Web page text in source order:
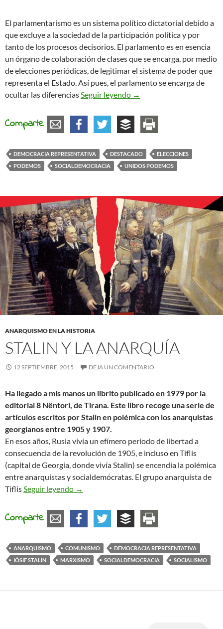
El parlamentarismo es un sistema político dictatorial debido a
que excluye a la sociedad de la participación política y por
tanto de los procesos decisorios. El parlamento es en esencia
un órgano de colaboración de clases que se encarga, por medio
de elecciones periódicas, de legitimar el sistema de poder que
representa el Estado. Así pues, el parlamento se encarga de
ocultar las diferenciasSeguir leyendo El parlamentarismo
→
Comparte
DEMOCRACIA REPRESENTATIVA DESTACADO
ELECCIONES
PODEMOS
SOCIALDEMOCRACIA UNIDOS PODEMOS
ANARQUISMO EN LA HISTORIA
STALIN Y LA ANARQUÍA
12 SEPTIEMBRE, 2015 DEJA UN COMENTARIO
Ha llegado a mis manos un librito publicado en 1979 por la
editorial 8 Nëntori, de Tirana. Este libro recoge una serie de
artículos escritos por Stalin en polémica con los anarquistas
georgianos entre 1905 y 1907.
En esos años, Rusia vivía un efímero periodo de libertad a
consecuencia de la revolución de 1905, e incluso en Tiflis
(capital de Georgia, donde vivía Stalin) se encendía la polémica
entre anarquistas y socialdemócratas. El grupo anarquista de
TiflisSeguir leyendo Stalin y la anarquía
→
Comparte
ANARQUISMO COMUNISMO
DEMOCRACIA REPRESENTATIVA
IÓSIF STALIN
MARXISMO SOCIALDEMOCRACIA SOCIALISMO